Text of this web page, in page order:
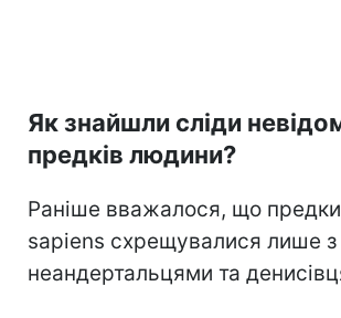
Як знайшли сліди
предків людини?
Раніше вважалося, що
sapiens схрещувалися лише з
неандертальцями та